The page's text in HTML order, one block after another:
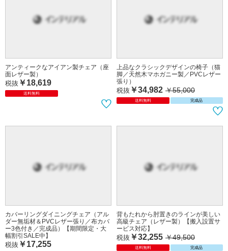
アンティークなアイアン製チェア（座
面レザー製）
税抜 ￥18,619
送料無料
上品なクラシックデザインの椅子（猫
脚／天然木マホガニー製／PVCレザー
張り）
税抜 ￥34,982 ￥55,000
送料無料 完成品
カバーリングダイニングチェア（アル
ダー無垢材＆PVCレザー張り／布カバ
ー3色付き／完成品）【期間限定・大
幅割引SALE中】
税抜 ￥17,255
背もたれから肘置きのラインが美しい
高級チェア（レザー製）【搬入設置サ
ービス対応】
税抜 ￥32,255 ￥49,500
送料無料 完成品